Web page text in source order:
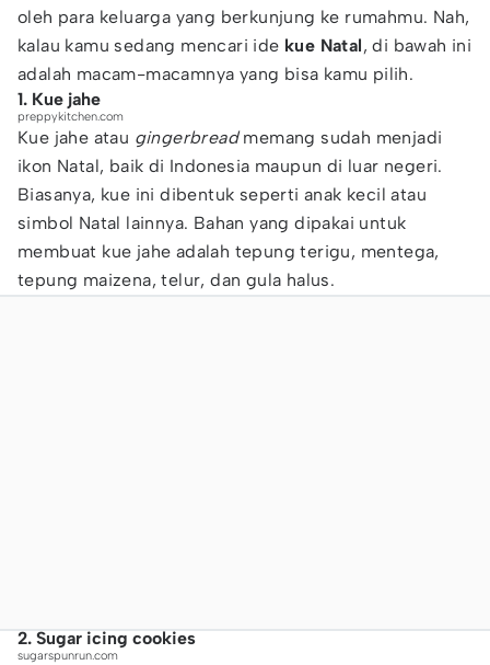
oleh para keluarga yang berkunjung ke rumahmu. Nah,
kalau kamu sedang mencari ide kue Natal, di bawah ini
adalah macam-macamnya yang bisa kamu pilih.
1. Kue jahe
preppykitchen.com
Kue jahe atau gingerbreadmemang sudah menjadi
ikon Natal, baik di Indonesia maupun di luar negeri.
Biasanya, kue ini dibentuk seperti anak kecil atau
simbol Natal lainnya. Bahan yang dipakai untuk
membuat kue jahe adalah tepung terigu, mentega,
tepung maizena, telur, dan gula halus.
2. Sugar icing cookies
sugarspunrun.com